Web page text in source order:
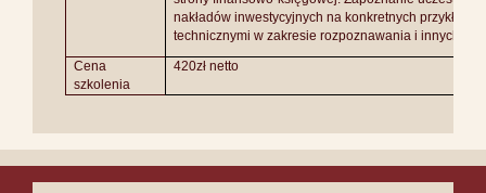
nakładów inwestycyjnych na konkretnych
technicznymi w zakresie rozpoznawania i innych
Cena
szkolenia
420zł netto